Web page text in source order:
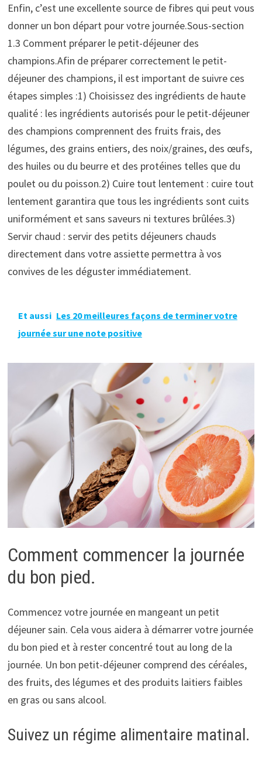
Enfin, c’est une excellente source de fibres qui peut vous
donner un bon départ pour votre journée.Sous-section
1.3 Comment préparer le petit-déjeuner des
champions.Afin de préparer correctement le petit-
déjeuner des champions, il est important de suivre ces
étapes simples :1) Choisissez des ingrédients de haute
qualité : les ingrédients autorisés pour le petit-déjeuner
des champions comprennent des fruits frais, des
légumes, des grains entiers, des noix/graines, des œufs,
des huiles ou du beurre et des protéines telles que du
poulet ou du poisson.2) Cuire tout lentement : cuire tout
lentement garantira que tous les ingrédients sont cuits
uniformément et sans saveurs ni textures brûlées.3)
Servir chaud : servir des petits déjeuners chauds
directement dans votre assiette permettra à vos
convives de les déguster immédiatement.
Et aussi Les 20 meilleures façons de terminer votre
journée sur une note positive
Comment commencer la journée
du bon pied.
Commencez votre journée en mangeant un petit
déjeuner sain. Cela vous aidera à démarrer votre journée
du bon pied et à rester concentré tout au long de la
journée. Un bon petit-déjeuner comprend des céréales,
des fruits, des légumes et des produits laitiers faibles
en gras ou sans alcool.
Suivez un régime alimentaire matinal.